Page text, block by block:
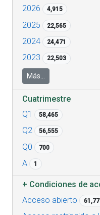
2026 4,915
2025 22,565
2024 24,471
2023 22,503
Más...
Cuatrimestre
Q1
58,465
Q2 56,555
Q0 700
A 1
+ Condiciones de
Acceso abierto